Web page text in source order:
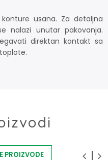
usana. Za detaljna
nalazi unutar pakovanja.
direktan kontakt sa
PROIZVODE